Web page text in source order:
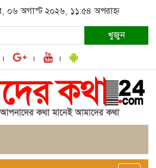
০৬ অগাস্ট ২০২৬, ১১:৫৪ অপরাহ্ন
খুজুন